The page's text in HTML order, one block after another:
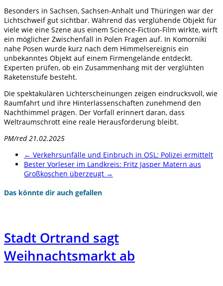
Besonders in Sachsen, Sachsen-Anhalt und Thüringen war der
Lichtschweif gut sichtbar. Während das verglühende Objekt für
viele wie eine Szene aus einem Science-Fiction-Film wirkte, wirft
ein möglicher Zwischenfall in Polen Fragen auf. In Komorniki
nahe Posen wurde kurz nach dem Himmelsereignis ein
unbekanntes Objekt auf einem Firmengelände entdeckt.
Experten prüfen, ob ein Zusammenhang mit der verglühten
Raketenstufe besteht.
Die spektakulären Lichterscheinungen zeigen eindrucksvoll, wie
Raumfahrt und ihre Hinterlassenschaften zunehmend den
Nachthimmel prägen. Der Vorfall erinnert daran, dass
Weltraumschrott eine reale Herausforderung bleibt.
PM/red 21.02.2025
← Verkehrsunfälle und Einbruch in OSL: Polizei ermittelt
Bester Vorleser im Landkreis: Fritz Jasper Matern aus
Großkoschen überzeugt →
Das könnte dir auch gefallen
Stadt Ortrand sagt
Weihnachtsmarkt ab